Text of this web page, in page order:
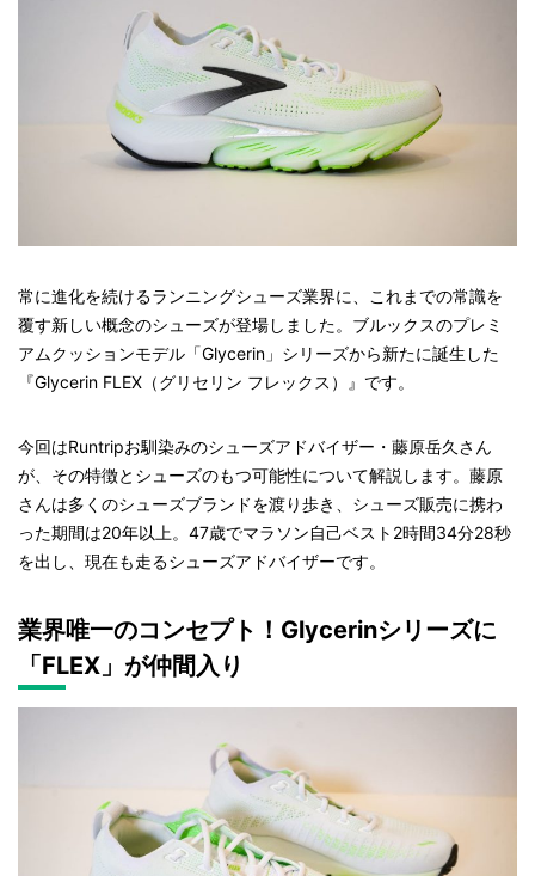
常に進化を続けるランニングシューズ業界に、これまでの常識を
覆す新しい概念のシューズが登場しました。ブルックスのプレミ
アムクッションモデル「Glycerin」シリーズから新たに誕生した
『Glycerin FLEX（グリセリン フレックス）』です。
今回はRuntripお馴染みのシューズアドバイザー・藤原岳久さん
が、その特徴とシューズのもつ可能性について解説します。藤原
さんは多くのシューズブランドを渡り歩き、シューズ販売に携わ
った期間は20年以上。47歳でマラソン自己ベスト2時間34分28秒
を出し、現在も走るシューズアドバイザーです。
業界唯一のコンセプト！Glycerinシリーズに
「FLEX」が仲間入り